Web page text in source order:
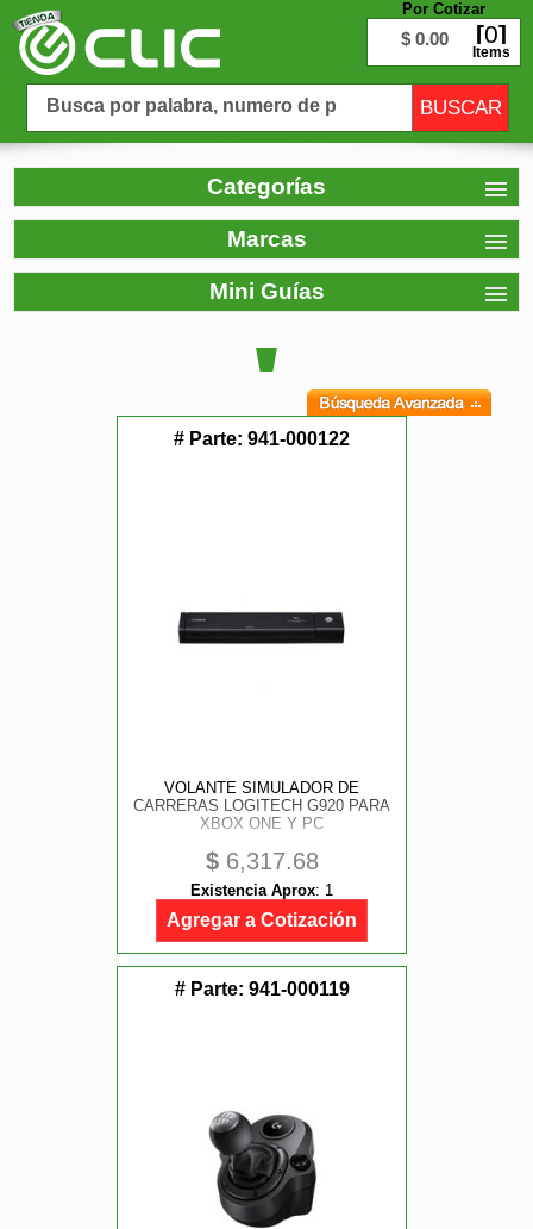
Por Cotizar
$ 0.00 0
Items
Categorías
Marcas
Mini Guías
# Parte: 941-000122
VOLANTE SIMULADOR DE
CARRERAS LOGITECH G920 PARA
XBOX ONE Y PC
$6,317.68
Existencia Aprox: 1
Agregar a Cotización
# Parte: 941-000119